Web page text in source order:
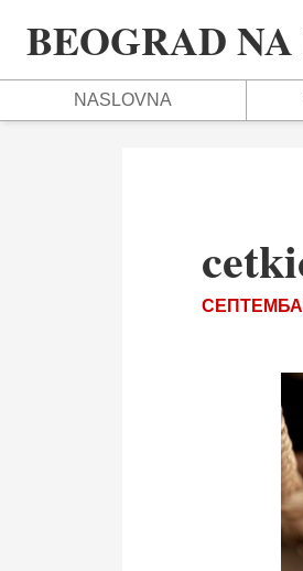
BEOGRAD
NASLOVNA